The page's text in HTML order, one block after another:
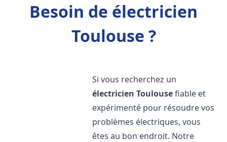
Besoin de électricien
Toulouse ?
Si vous recherchez un
électricien Toulousefiable et
expérimenté pour résoudre vos
problèmes électriques, vous
êtes au bon endroit. Notre